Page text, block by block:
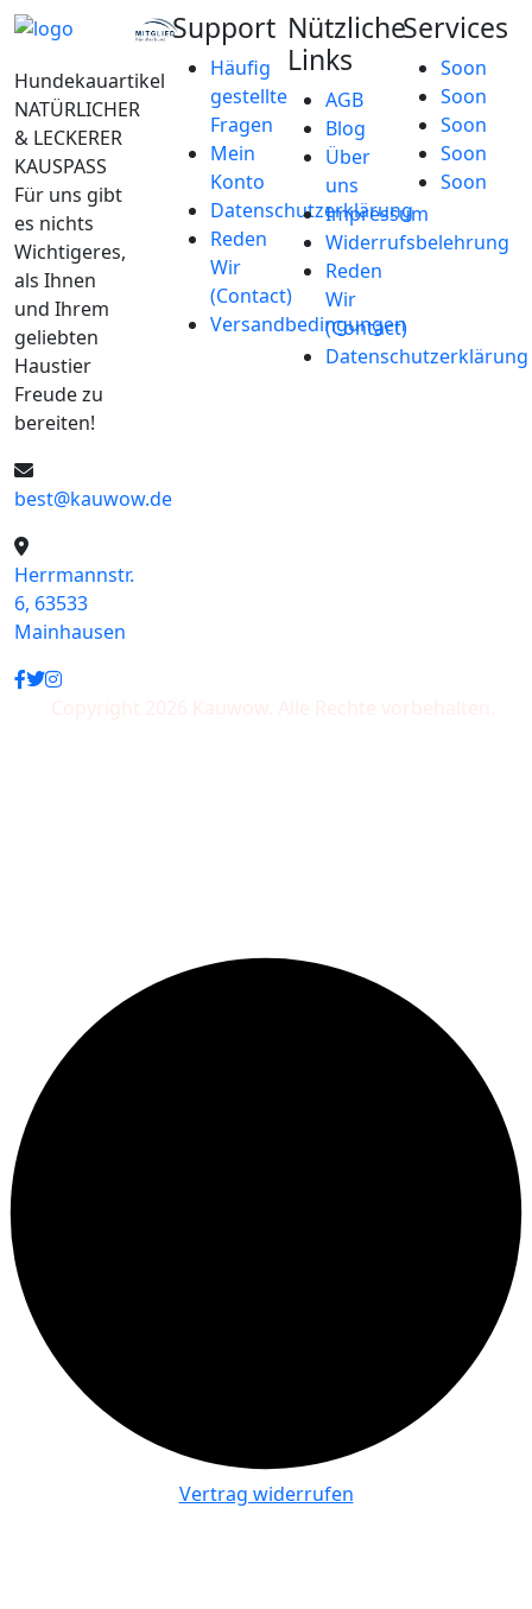
Hundekauartikel
NATÜRLICHER
& LECKERER
KAUSPASS
Für uns gibt
es nichts
Wichtigeres,
als Ihnen
und Ihrem
geliebten
Haustier
Freude zu
bereiten!
best@kauwow.de
Herrmannstr.
6, 63533
Mainhausen
Support
Häufig
gestellte
Fragen
Mein
Konto
Datenschutzerklärung
Reden
Wir
(Contact)
Versandbedingungen
Nützliche
Links
AGB
Blog
Über
uns
Impressum
Widerrufsbelehrung
Reden
Wir
(Contact)
Datenschutzerklärung
Services
Soon
Soon
Soon
Soon
Soon
Vertrag widerrufen